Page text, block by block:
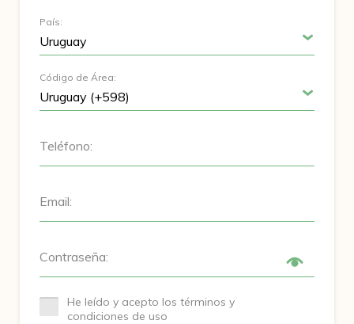
País:
Código de Área:
Teléfono:
Email:
Contraseña:
He leído y acepto los términos y
condiciones de uso